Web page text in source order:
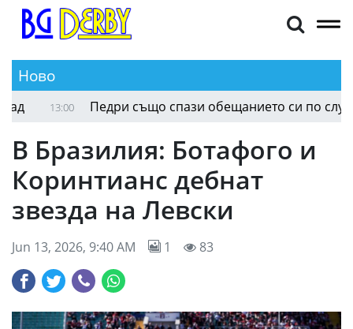
Ново
13:00 Педри също спази обещанието си по случай
В Бразилия: Ботафого и
Коринтианс дебнат
звезда на Левски
Jun 13, 2026, 9:40 AM 1 83